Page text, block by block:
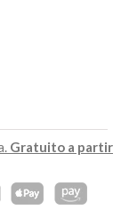
Gratuito a partir